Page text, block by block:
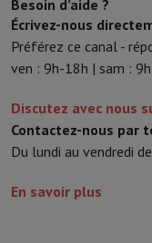
Besoin d’aide ?
Écrivez-nous
Préférez ce canal -
ven : 9h-18h | sam :
Discutez avec nous
Contactez-nous par
Du lundi au vendredi
En savoir plus